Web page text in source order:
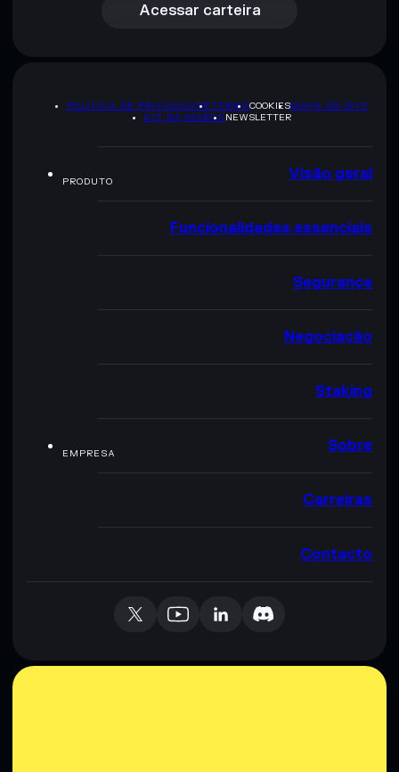
Acessar carteira
POLÍTICA DE PRIVACIDADETERMSCOOKIESMAPA DO SITE
KIT DA MARCA NEWSLETTER
PRODUTO Visão geral
Funcionalidades essenciais
Segurança
Negociação
Staking
EMPRESA Sobre
Carreiras
Contacto